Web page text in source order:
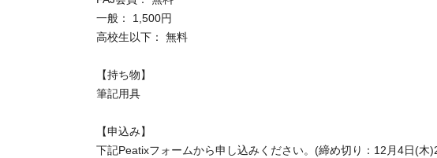
一般： 1,500円
高校生以下： 無料
【持ち物】
筆記用具
【申込み】
下記Peatixフォームから申し込みください。(締め切り：12月4日(木